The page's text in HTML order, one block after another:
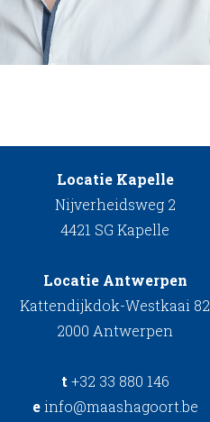
Locatie Kapelle
Nijverheidsweg 2
4421 SG Kapelle
Locatie Antwerpen
Kattendijkdok-Westkaai 82
2000 Antwerpen
t +32 33 880 146
einfo@maashagoort.be